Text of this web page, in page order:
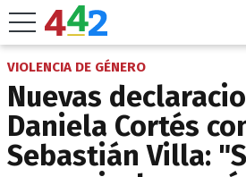
VIOLENCIA DE GÉNERO
Nuevas
Daniela Cortés
Sebastián Villa: